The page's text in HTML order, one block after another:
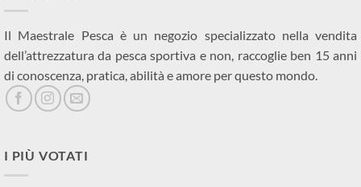
Il Maestrale Pesca è un negozio specializzato nella vendita
dell’attrezzatura da pesca sportiva e non, raccoglie ben 15 anni
di conoscenza, pratica, abilità e amore per questo mondo.
I PIÙ VOTATI